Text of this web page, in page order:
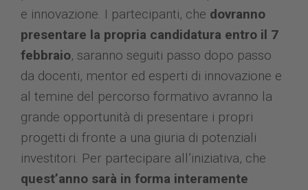
e innovazione. I partecipanti, che dovranno
presentare la propria candidatura entro il 7
febbraio, saranno seguiti passo dopo passo
da docenti, mentor ed esperti di innovazione e
al temine del percorso formativo avranno la
grande opportunità di presentare i propri
progetti di fronte a una giuria di potenziali
investitori. Per partecipare all’iniziativa, che
quest’anno sarà in forma interamente